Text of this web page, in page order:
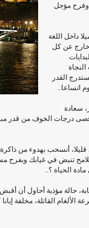
وفرح مؤجل
داخل اللغة
عن كل
القدر
اتساعا..
سعادة
درجات الخوف من قدر
قليلا، أنسحب بهدوء من
تنبض في غيابك وبفرح
الحياة ؟..
حالة مؤذية أحاول أن
الألغام القاتلة، مخلفة